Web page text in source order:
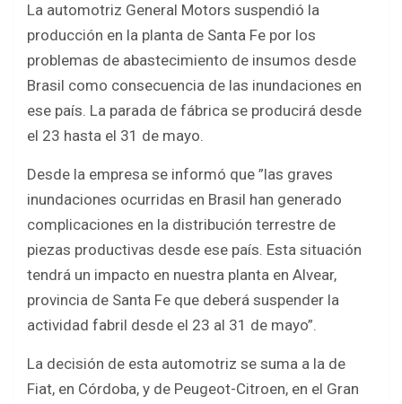
ce
b
o
o
k
tt
er
at
s
A
p
p
ar
e
La automotriz General Motors suspendió la
producción en la planta de Santa Fe por los
problemas de abastecimiento de insumos desde
Brasil como consecuencia de las inundaciones en
ese país. La parada de fábrica se producirá desde
el 23 hasta el 31 de mayo.
Desde la empresa se informó que ”las graves
inundaciones ocurridas en Brasil han generado
complicaciones en la distribución terrestre de
piezas productivas desde ese país. Esta situación
tendrá un impacto en nuestra planta en Alvear,
provincia de Santa Fe que deberá suspender la
actividad fabril desde el 23 al 31 de mayo”.
La decisión de esta automotriz se suma a la de
Fiat, en Córdoba, y de Peugeot-Citroen, en el Gran